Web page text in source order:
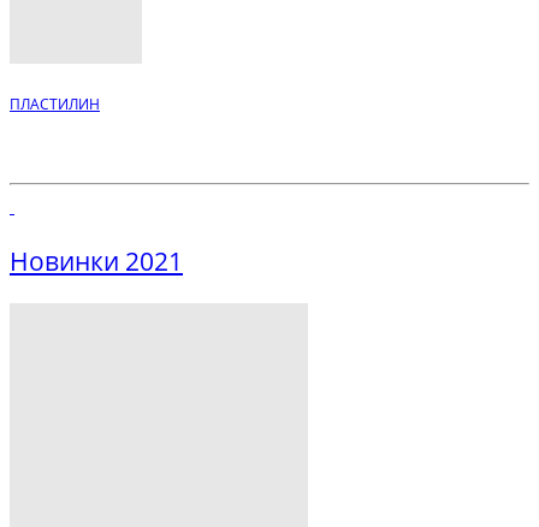
ПЛАСТИЛИН
Новинки 2021